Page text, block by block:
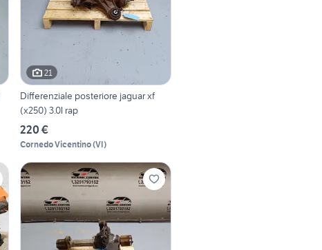
21
Differenziale posteriore jaguar xf
(x250) 3.0l rap
220 €
Cornedo Vicentino(VI)